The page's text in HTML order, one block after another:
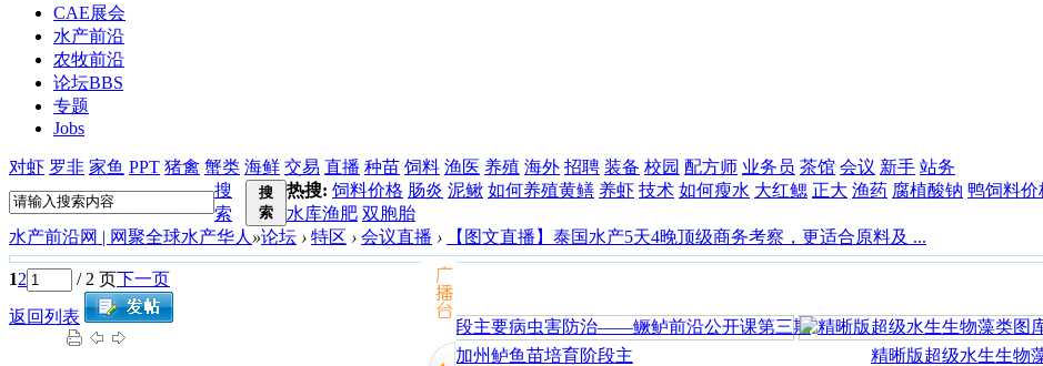
CAE展会
水产前沿
农牧前沿
论坛BBS
专题
Jobs
对虾 罗非 家鱼 PPT 猪禽 蟹类 海鲜 交易 直播 种苗 饲料 渔医 养殖 海外 招聘 装备 校园 配方师 业务员 茶馆 会议 新手 站务
搜
索
搜
索
热搜: 饲料价格 肠炎 泥鳅 如何养殖黄鳝 养虾 技术 如何瘦水 大红鳃 正大 渔药 腐植酸钠 鸭饲料价
水库渔肥 双胞胎
水产前沿网 | 网聚全球水产华人 »论坛 › 特区 › 会议直播 › 【图文直播】泰国水产5天4晚顶级商务考察，更适合原料及 ...
加州鲈鱼苗培育阶段主 精晰版超级水生生物藻
12 / 2 页下一页
返回列表